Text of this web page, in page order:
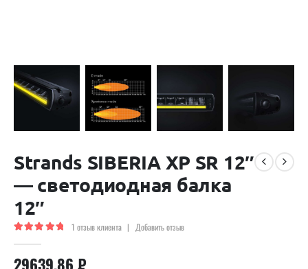
Strands SIBERIA XP SR 12″
— светодиодная балка
12″
1 отзыв клиента | Добавить отзыв
29639,86 ₽